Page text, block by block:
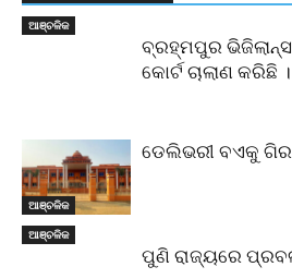
ଆଞ୍ଚଳିକ
ବ୍ରହ୍ମପୁର
କୋର୍ଟ ଚାଲାଣ କରିଛି ।
ଆଞ୍ଚଳିକ
ଡେଲିଭରୀ ବଏକୁ
ଆଞ୍ଚଳିକ
ପୁଣି ରାଜ୍ୟରେ